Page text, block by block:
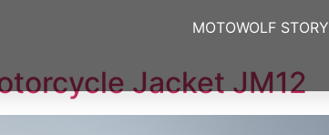
MOTOWOLF STORY
Jacket JM12